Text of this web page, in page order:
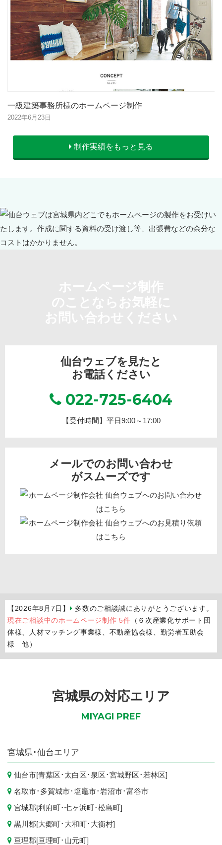
一級建築事務所様のホームページ制作
2022年6月23日
制作実績をもっと見る
仙台ウェブを見たと
お電話ください
022-725-6404
【受付時間】平日9:00～17:00
メールでのお問い合わせ
がスムーズです
【2026年8月7日】
多数のご相談誠にありがとうございます。
現在ご相談中のホームページ制作 5件 （６次産業化サポート団
体様、人材マッチング事業様、不動産協会様、勤労者互助会
様 他）
宮城県の対応エリア
MIYAGI PREF
宮城県 ･仙台エリア
仙台市[青葉区･ 太白区･ 泉区･宮城野区･ 若林区]
名取市･ 多賀城市･塩竈市･岩沼市･富谷市
宮城郡[利府町･七ヶ浜町･松島町]
黒川郡[大郷町･ 大和町･ 大衡村]
亘理郡[亘理町･ 山元町]